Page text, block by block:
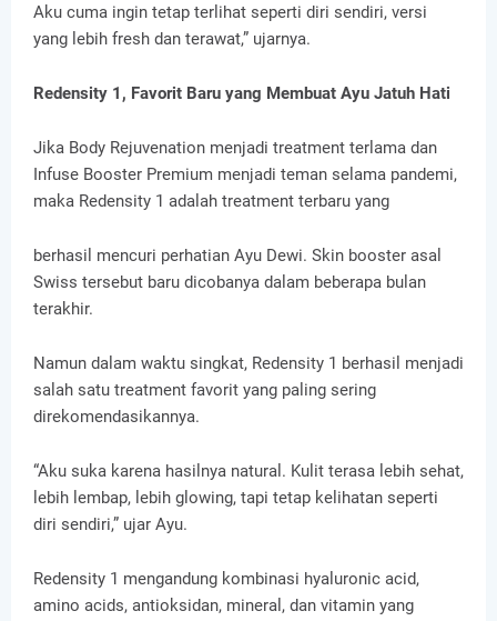
Aku cuma ingin tetap terlihat seperti diri sendiri, versi
yang lebih fresh dan terawat,” ujarnya.
Redensity 1, Favorit Baru yang Membuat Ayu Jatuh Hati
Jika Body Rejuvenation menjadi treatment terlama dan
Infuse Booster Premium menjadi teman selama pandemi,
maka Redensity 1 adalah treatment terbaru yang
berhasil mencuri perhatian Ayu Dewi. Skin booster asal
Swiss tersebut baru dicobanya dalam beberapa bulan
terakhir.
Namun dalam waktu singkat, Redensity 1 berhasil menjadi
salah satu treatment favorit yang paling sering
direkomendasikannya.
“Aku suka karena hasilnya natural. Kulit terasa lebih sehat,
lebih lembap, lebih glowing, tapi tetap kelihatan seperti
diri sendiri,” ujar Ayu.
Redensity 1 mengandung kombinasi hyaluronic acid,
amino acids, antioksidan, mineral, dan vitamin yang